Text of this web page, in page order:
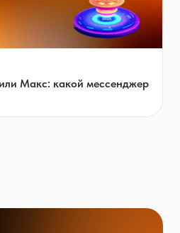
Макс: какой мессенджер